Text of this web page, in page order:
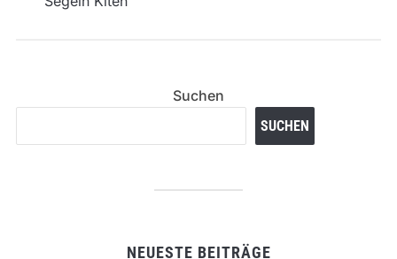
Suchen
SUCHEN
NEUESTE BEITRÄGE